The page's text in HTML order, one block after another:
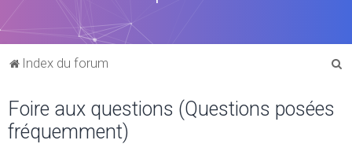
Index du forum
Foire aux questions (Questions posées
fréquemment)